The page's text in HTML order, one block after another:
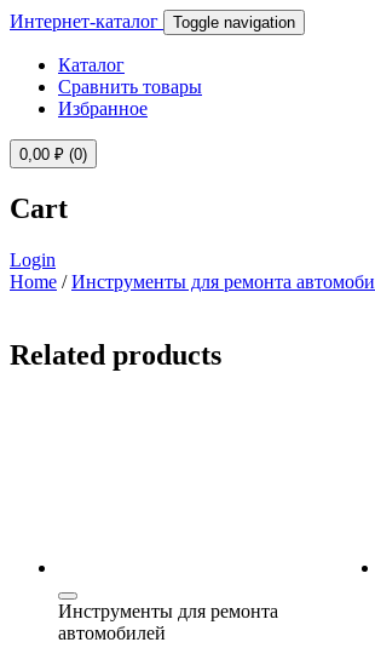
Интернет-каталог Toggle navigation
Каталог
Сравнить товары
Избранное
0,00 ₽ (0)
Cart
Login
Home /Инструменты для ремонта
Related products
Инструменты для ремонта
автомобилей